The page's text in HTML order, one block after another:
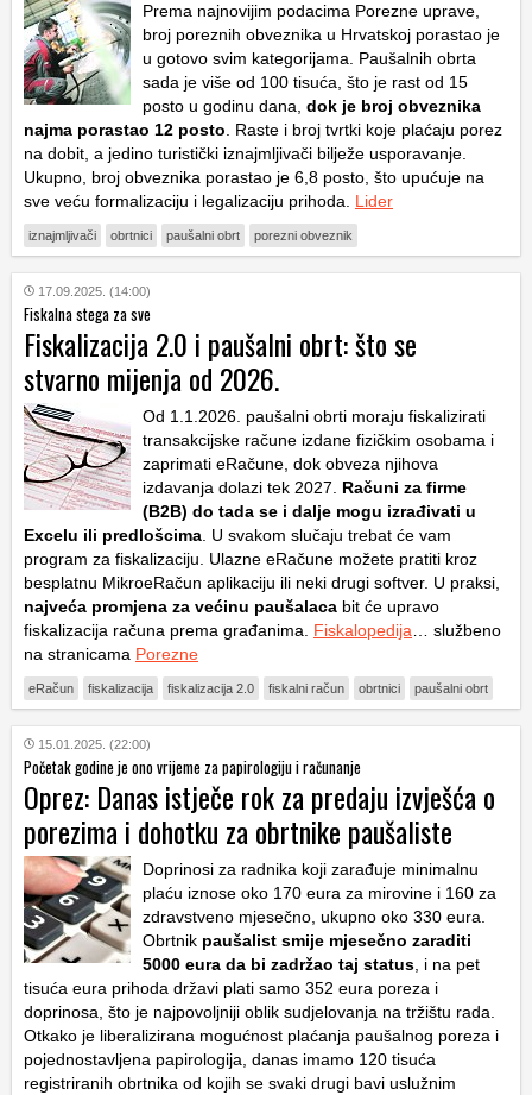
Prema najnovijim podacima Porezne uprave,
broj poreznih obveznika u Hrvatskoj porastao je
u gotovo svim kategorijama. Paušalnih obrta
sada je više od 100 tisuća, što je rast od 15
posto u godinu dana, dok je broj obveznika
najma porastao 12 posto . Raste i broj tvrtki koje plaćaju porez
na dobit, a jedino turistički iznajmljivači bilježe usporavanje.
Ukupno, broj obveznika porastao je 6,8 posto, što upućuje na
sve veću formalizaciju i legalizaciju prihoda. Lider
iznajmljivači obrtnici paušalni obrt porezni obveznik
17.09.2025. (14:00)
Fiskalna stega za sve
Fiskalizacija 2.0 i paušalni obrt: što se
stvarno mijenja od 2026.
Od 1.1.2026. paušalni obrti moraju fiskalizirati
transakcijske račune izdane fizičkim osobama i
zaprimati eRačune, dok obveza njihova
izdavanja dolazi tek 2027. Računi za firme
(B2B) do tada se i dalje mogu izrađivati u
Excelu ili predlošcima . U svakom slučaju trebat će vam
program za fiskalizaciju. Ulazne eRačune možete pratiti kroz
besplatnu MikroeRačun aplikaciju ili neki drugi softver. U praksi,
najveća promjena za većinu paušalaca bit će upravo
fiskalizacija računa prema građanima. Fiskalopedija … službeno
na stranicama Porezne
eRačun fiskalizacija fiskalizacija 2.0 fiskalni račun obrtnici paušalni obrt
15.01.2025. (22:00)
Početak godine je ono vrijeme za papirologiju i računanje
Oprez: Danas istječe rok za predaju izvješća o
porezima i dohotku za obrtnike paušaliste
Doprinosi za radnika koji zarađuje minimalnu
plaću iznose oko 170 eura za mirovine i 160 za
zdravstveno mjesečno, ukupno oko 330 eura.
Obrtnik paušalist smije mjesečno zaraditi
5000 eura da bi zadržao taj status , i na pet
tisuća eura prihoda državi plati samo 352 eura poreza i
doprinosa, što je najpovoljniji oblik sudjelovanja na tržištu rada.
Otkako je liberalizirana mogućnost plaćanja paušalnog poreza i
pojednostavljena papirologija, danas imamo 120 tisuća
registriranih obrtnika od kojih se svaki drugi bavi uslužnim